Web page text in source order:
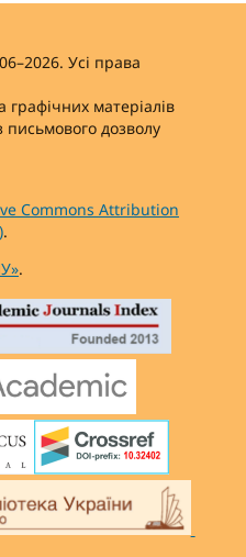
Усі права
графічних матеріалів
письмового дозволу
Commons Attribution
.
.